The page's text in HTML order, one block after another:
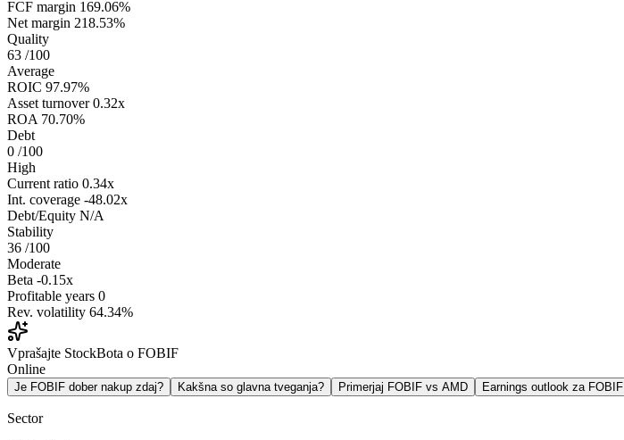
FCF margin 169.06%
Net margin 218.53%
Quality
63 /100
Average
ROIC 97.97%
Asset turnover 0.32x
ROA 70.70%
Debt
0 /100
High
Current ratio 0.34x
Int. coverage -48.02x
Debt/Equity N/A
Stability
36 /100
Moderate
Beta -0.15x
Profitable years 0
Rev. volatility 64.34%
Vprašajte StockBota o FOBIF
Online
Je FOBIF dober nakup zdaj? Kakšna so glavna tveganja? Primerjaj FOBIF vs AMD Earnings outlook za FOBIF
Sector